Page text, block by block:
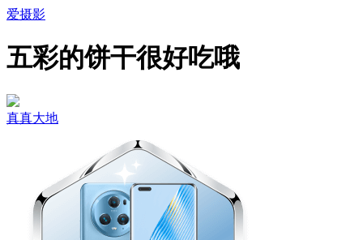
爱摄影
五彩的饼干很好吃哦
真真大地